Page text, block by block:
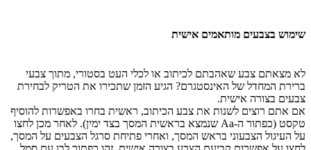
שימוש בצבעים מותאמים אישית
לא מצאתם צבע שאהבתם לכיתוב או לכלי העט בסטורי, מתוך צבעי
ברירת המחדל של האינסטגרם? הגיע הזמן שתכירו את הטריק לבחירת
צבעים בצורה אישית.
אם אתם רוצים לשנות את צבע הכיתוב, ראשית בחרו באפשרות להוסיף
טקסט (כפתור ה-Aa שנמצא בראשית המסך בצד ימין). לאחר מכן לחצו
על העיגול הצבעוני בראש המסך, ואחרי פתיחת סרגל הצבעים על המסך,